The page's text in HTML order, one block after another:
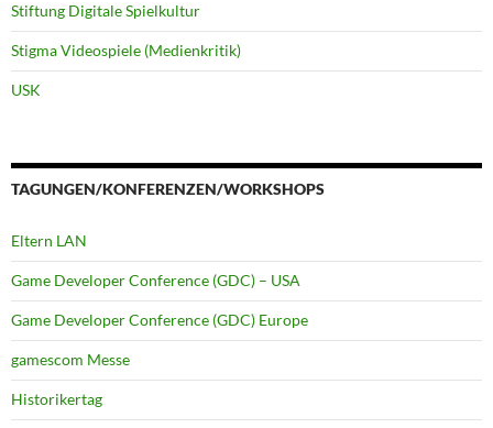
Stiftung Digitale Spielkultur
Stigma Videospiele (Medienkritik)
USK
TAGUNGEN/KONFERENZEN/WORKSHOPS
Eltern LAN
Game Developer Conference (GDC) – USA
Game Developer Conference (GDC) Europe
gamescom Messe
Historikertag